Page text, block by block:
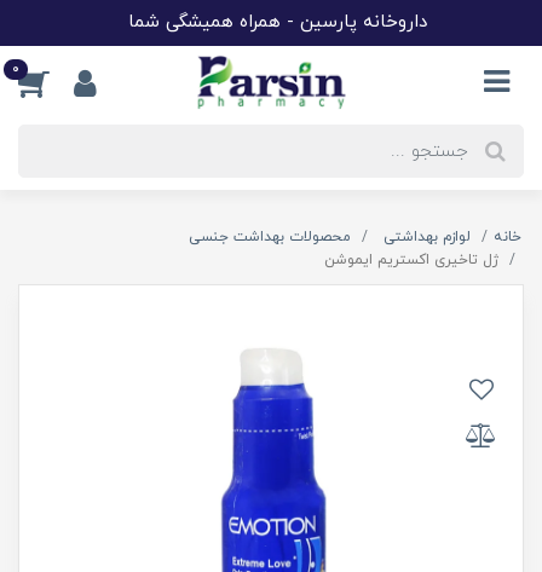
داروخانه پارسین - همراه همیشگی شما
0
خانه لوازم بهداشتی
محصولات بهداشت جنسی
ژل تاخیری اکستریم ایموشن